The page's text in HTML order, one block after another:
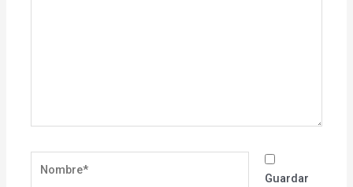
Guardar